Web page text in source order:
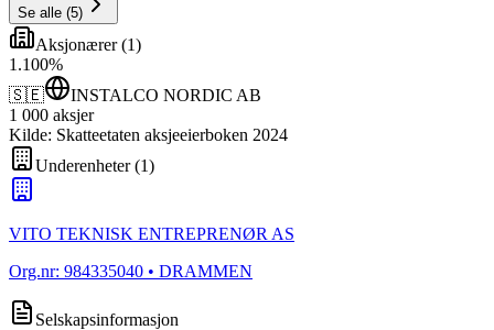
Se alle (5)
Aksjonærer(1)
1 .100%
🇸🇪
INSTALCO NORDIC AB
1 000 aksjer
Kilde: Skatteetaten aksjeeierboken 2024
Underenheter(1)
VITO TEKNISK ENTREPRENØR AS
Org.nr: 984335040 • DRAMMEN
Selskapsinformasjon